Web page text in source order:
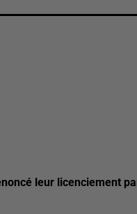
leur licenciement